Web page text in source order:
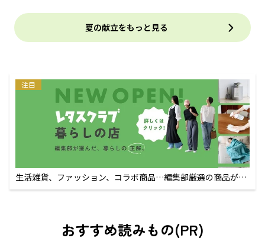
夏の献立をもっと見る
注目
生活雑貨、ファッション、コラボ商品…編集部厳選の商品が買
えるECサイト
おすすめ読みもの(PR)